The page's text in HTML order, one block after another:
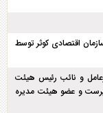
اقتصادی کوثر توسط
و نائب رئیس هیئت
و عضو هیئت مدیره